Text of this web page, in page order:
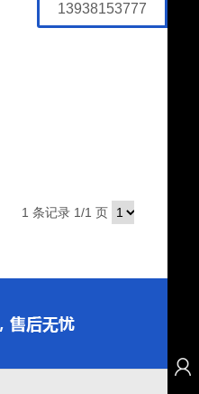
1 条记录 1/1 页
13938153777